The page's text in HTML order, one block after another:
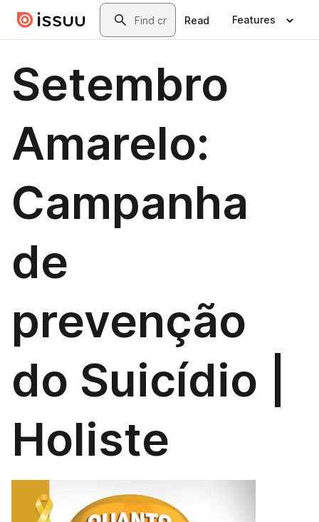
Skip to main contentSearch
Read Features
Setembro
Amarelo:
Campanha
de
prevenção
do Suicídio |
Holiste